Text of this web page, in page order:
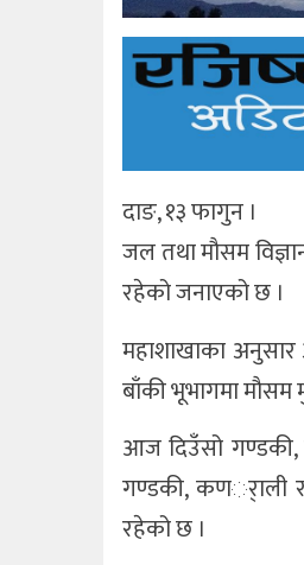
दाङ, १३ फागुन ।
जल तथा मौसम
रहेको जनाएको छ ।
महाशाखाका
बाँकी भूभागमा
आज दिउँसो गण्डकी,
गण्डकी, कणर्ाली र
रहेको छ ।